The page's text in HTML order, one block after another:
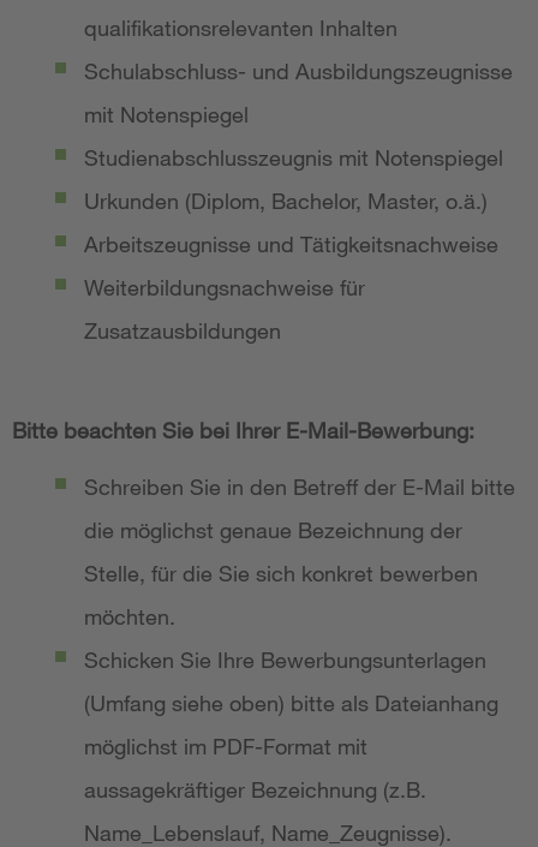
qualifikationsrelevanten Inhalten
Schulabschluss- und Ausbildungszeugnisse
mit Notenspiegel
Studienabschlusszeugnis mit Notenspiegel
Urkunden (Diplom, Bachelor, Master, o.ä.)
Arbeitszeugnisse und Tätigkeitsnachweise
Weiterbildungsnachweise für
Zusatzausbildungen
Bitte beachten Sie bei Ihrer E-Mail-Bewerbung:
Schreiben Sie in den Betreff der E-Mail bitte
die möglichst genaue Bezeichnung der
Stelle, für die Sie sich konkret bewerben
möchten.
Schicken Sie Ihre Bewerbungsunterlagen
(Umfang siehe oben) bitte als Dateianhang
möglichst im PDF-Format mit
aussagekräftiger Bezeichnung (z.B.
Name_Lebenslauf, Name_Zeugnisse).